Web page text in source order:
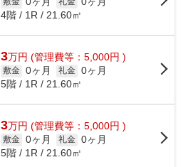
4階 / 1R / 21.60㎡
3万円 (管理費等：5,000円 )
敷金 0ヶ月 礼金 0ヶ月
5階 / 1R / 21.60㎡
3万円 (管理費等：5,000円 )
敷金 0ヶ月 礼金 0ヶ月
5階 / 1R / 21.60㎡